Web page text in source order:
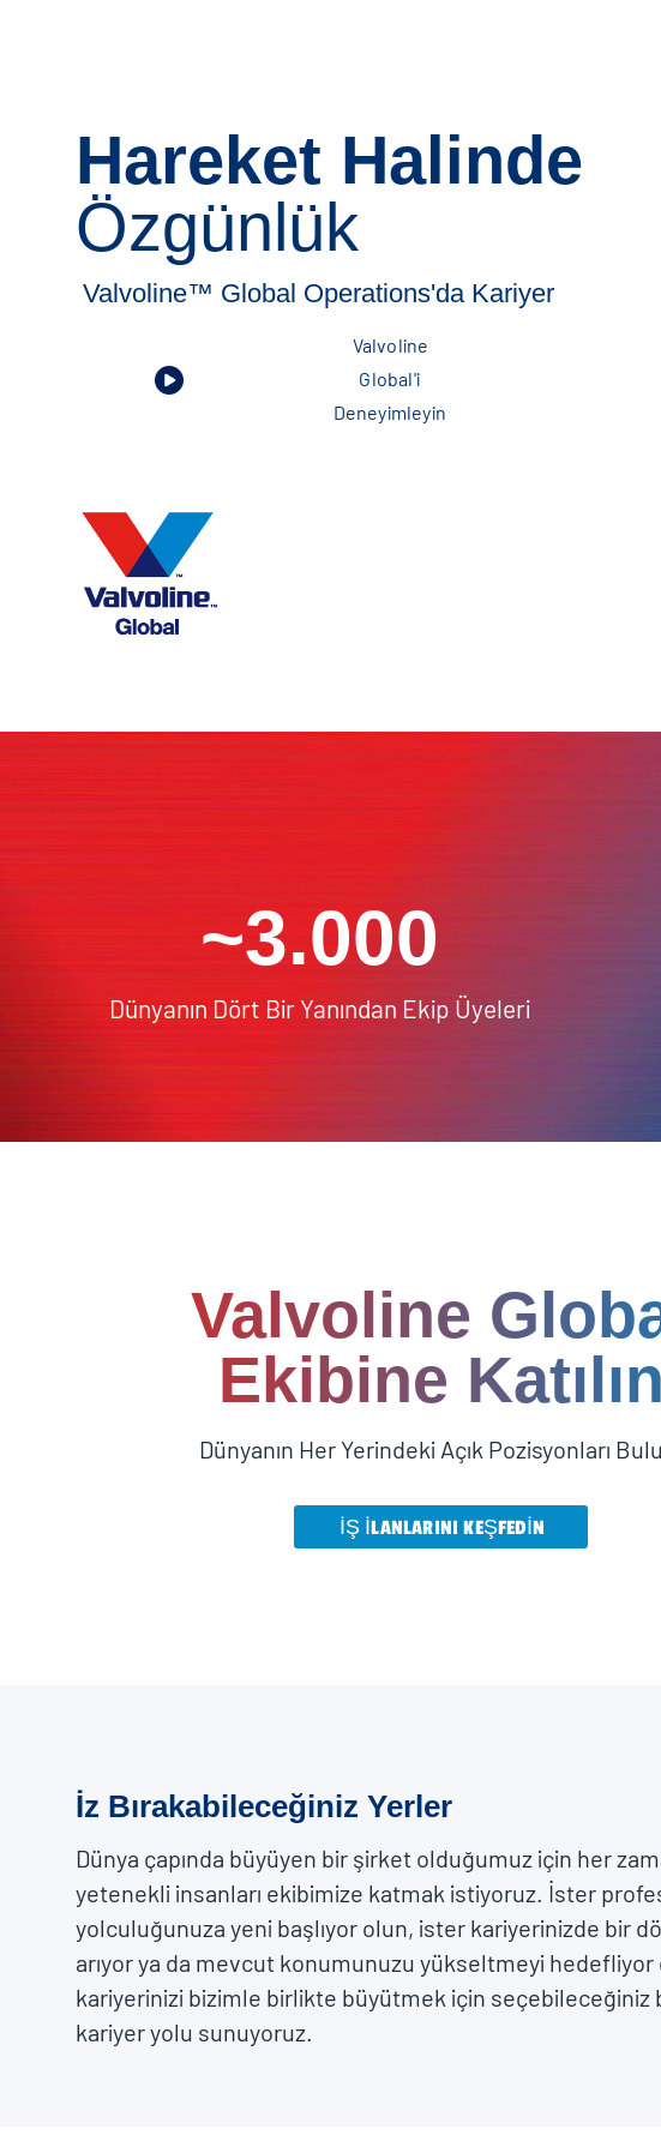
Hareket Halinde
Özgünlük
Valvoline™ Global Operations'da Kariyer
Valvoline
Global'i
Deneyimleyin
~3.000
Dünyanın Dört Bir Yanından Ekip Üyeleri
Valvoline
Ekibine Katılın
Dünyanın Her Yerindeki Açık Pozisyonları
İŞ İLANLARINI KEŞFEDIN
İz Bırakabileceğiniz Yerler
Dünya çapında büyüyen bir şirket olduğumuz için her
yetenekli insanları ekibimize katmak istiyoruz. İster
yolculuğunuza yeni başlıyor olun, ister kariyerinizde bir
arıyor ya da mevcut konumunuzu yükseltmeyi hedefliyor
kariyerinizi bizimle birlikte büyütmek için seçebileceğiniz
kariyer yolu sunuyoruz.